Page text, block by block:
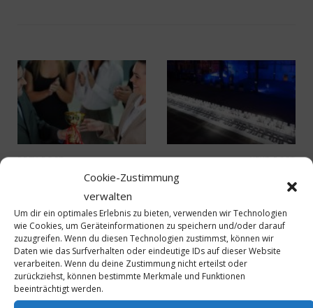
Cookie-Zustimmung
verwalten
Um dir ein optimales Erlebnis zu bieten, verwenden wir Technologien
wie Cookies, um Geräteinformationen zu speichern und/oder darauf
zuzugreifen. Wenn du diesen Technologien zustimmst, können wir
Daten wie das Surfverhalten oder eindeutige IDs auf dieser Website
verarbeiten. Wenn du deine Zustimmung nicht erteilst oder
zurückziehst, können bestimmte Merkmale und Funktionen
beeinträchtigt werden.
PREV POST
Personal MICE Award:
Visionen aus der Mitte –
Innovationen, die
Menschen bewegen
NEXT POST
Die Bedeutung der MICE
Hall of Fame® für die
Branche